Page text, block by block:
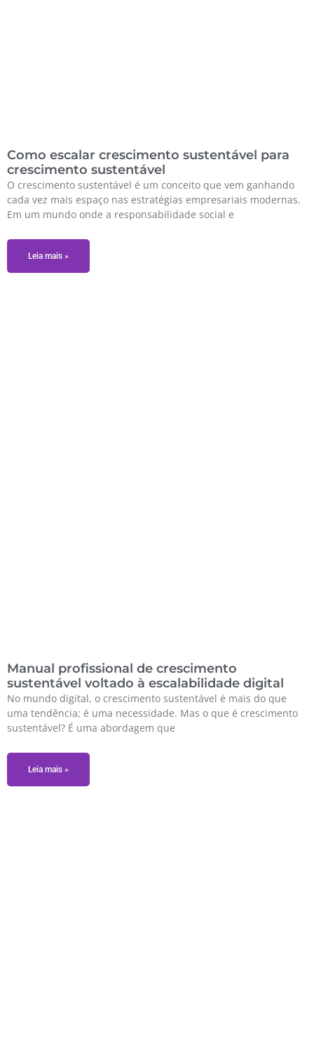
Como escalar crescimento sustentável para
crescimento sustentável
O crescimento sustentável é um conceito que vem ganhando
cada vez mais espaço nas estratégias empresariais modernas.
Em um mundo onde a responsabilidade social e
Leia mais »
Manual profissional de crescimento
sustentável voltado à escalabilidade digital
No mundo digital, o crescimento sustentável é mais do que
uma tendência; é uma necessidade. Mas o que é crescimento
sustentável? É uma abordagem que
Leia mais »